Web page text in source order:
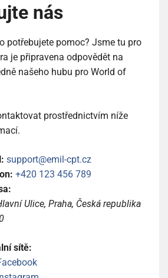
nás
potřebujete pomoc? Jsme tu pro
je připravena odpovědět na
našeho hubu pro World of
prostřednictvím níže
support@emil-cpt.cz
+420 123 456 789
Ulice, Praha, Česká republika
sítě: